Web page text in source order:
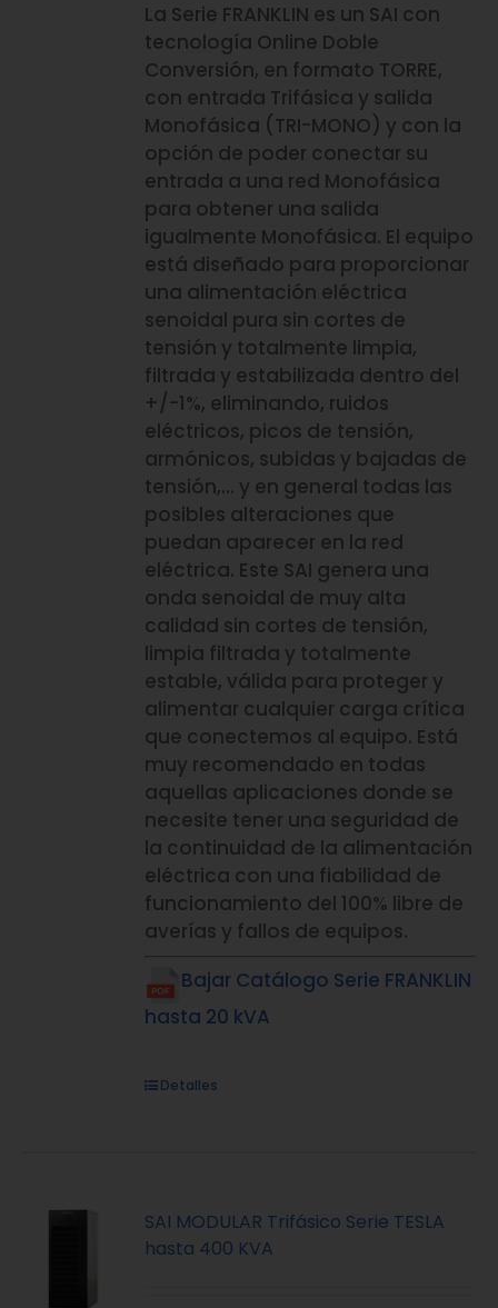
La Serie FRANKLIN es un SAI con
tecnología Online Doble
Conversión, en formato TORRE,
con entrada Trifásica y salida
Monofásica (TRI-MONO) y con la
opción de poder conectar su
entrada a una red Monofásica
para obtener una salida
igualmente Monofásica. El equipo
está diseñado para proporcionar
una alimentación eléctrica
senoidal pura sin cortes de
tensión y totalmente limpia,
filtrada y estabilizada dentro del
+/-1%, eliminando, ruidos
eléctricos, picos de tensión,
armónicos, subidas y bajadas de
tensión,… y en general todas las
posibles alteraciones que
puedan aparecer en la red
eléctrica. Este SAI genera una
onda senoidal de muy alta
calidad sin cortes de tensión,
limpia filtrada y totalmente
estable, válida para proteger y
alimentar cualquier carga crítica
que conectemos al equipo. Está
muy recomendado en todas
aquellas aplicaciones donde se
necesite tener una seguridad de
la continuidad de la alimentación
eléctrica con una fiabilidad de
funcionamiento del 100% libre de
averías y fallos de equipos.
Bajar Catálogo Serie FRANKLIN
hasta 20 kVA
Detalles
SAI MODULAR Trifásico Serie TESLA
hasta 400 KVA